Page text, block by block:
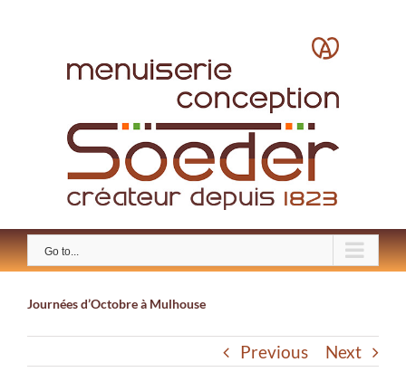
Go to...
Journées d’Octobre à Mulhouse
Previous Next